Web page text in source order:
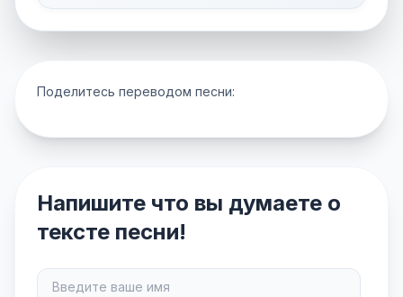
Поделитесь переводом песни:
Напишите что вы думаете о
тексте песни!